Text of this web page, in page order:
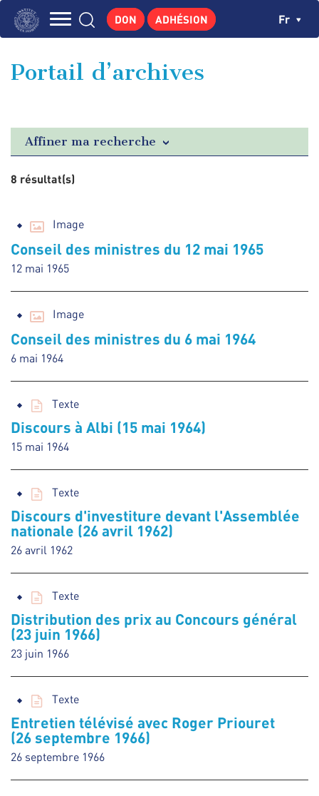
Aller
principale
GEORGES POMPIDOU
PUBLICATIONS
ACTUALITÉS
DON ADHÉSION Fr
Portail d’archives
Affiner ma recherche
8 résultat(s)
Image
Conseil des ministres du 12 mai 1965
12 mai 1965
Image
Conseil des ministres du 6 mai 1964
6 mai 1964
Texte
Discours à Albi (15 mai 1964)
15 mai 1964
Texte
Discours d'investiture devant l'Assemblée
nationale (26 avril 1962)
26 avril 1962
Texte
Distribution des prix au Concours général
(23 juin 1966)
23 juin 1966
Texte
Entretien télévisé avec Roger Priouret
(26 septembre 1966)
26 septembre 1966
Panneau de gestion des cookies